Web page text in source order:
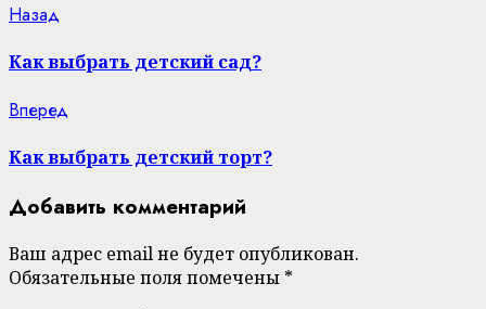
Continue
Reading
Назад
Как выбрать детский сад?
Вперед
Как выбрать детский торт?
Добавить комментарий
Ваш адрес email не будет опубликован.
Обязательные поля помечены *